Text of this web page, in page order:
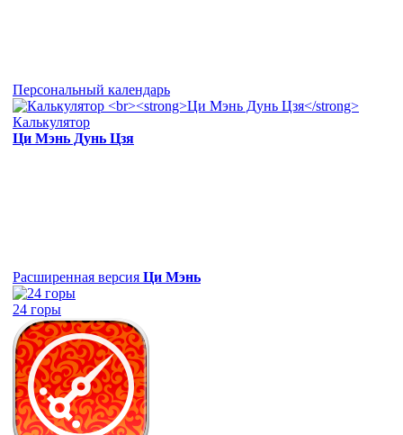
Персональный календарь
Калькулятор
Ци Мэнь Дунь Цзя
Расширенная версия Ци Мэнь
24 горы